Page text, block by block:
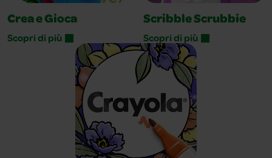
Crea e Gioca
Scopri di più
Scribble Scrubbie
Scopri di più